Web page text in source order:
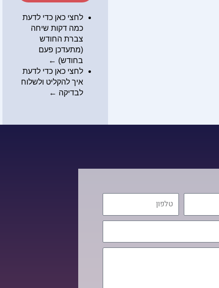
לחצי כאן כדי לדעת
כמה דקות שיחה
צברת החודש
(מתעדכן פעם
בחודש) ←
לחצי כאן כדי לדעת
איך להקליט ולשלוח
לבדיקה ←
טלפון